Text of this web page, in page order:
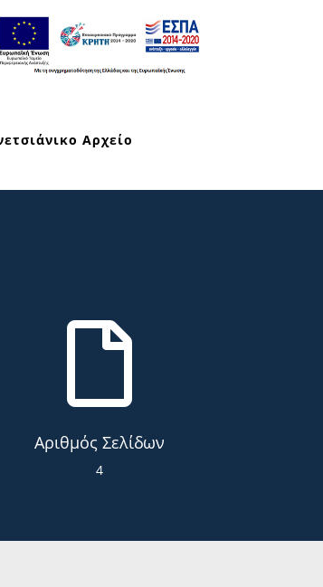
Αρχείο

Αριθμός Σελίδων
4